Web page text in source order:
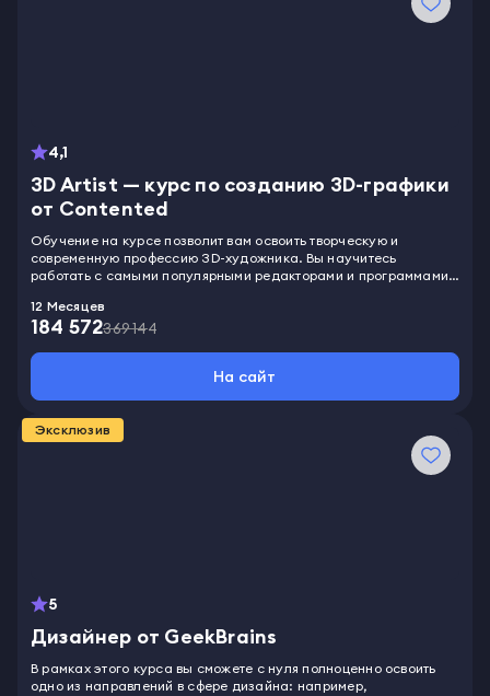
4,1
3D Artist — курс по созданию 3D-графики
от Contented
Обучение на курсе позволит вам освоить творческую и
современную профессию 3D-художника. Вы научитесь
работать с самыми популярными редакторами и программами
самостоятельно моделировать и создавать уникальных
персонажей, анимировать их. Специалисты в сфере
рекламе и геймдеве. Во время обучения вы сделаете несколько
крутых проектов, которыми пополните свое портфолио и
произведете впечатление на работодателя. Сможете
претендовать на должность в крупной компании и увеличить
свой доход.
12 Месяцев
184 572369 144
На сайт
5
Дизайнер от GeekBrains
Эксклюзив
В рамках этого курса вы сможете с нуля полноценно освоить
одно из направлений в сфере дизайна: например,